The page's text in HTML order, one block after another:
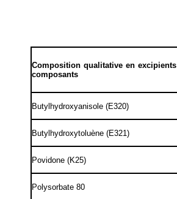
Composition qualitative en
composants
Butylhydroxyanisole (E320)
Butylhydroxytoluène (E321)
Povidone (K25)
Polysorbate 80